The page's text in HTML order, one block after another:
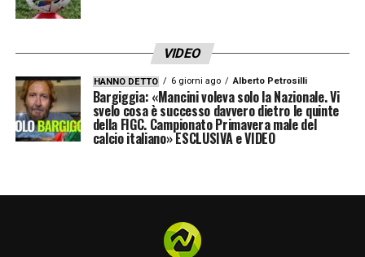
VIDEO
HANNO DETTO 6 giorni ago Alberto Petrosilli
Bargiggia: «Mancini voleva solo la Nazionale. Vi
svelo cosa è successo davvero dietro le quinte
della FIGC. Campionato Primavera male del
calcio italiano» ESCLUSIVA e VIDEO